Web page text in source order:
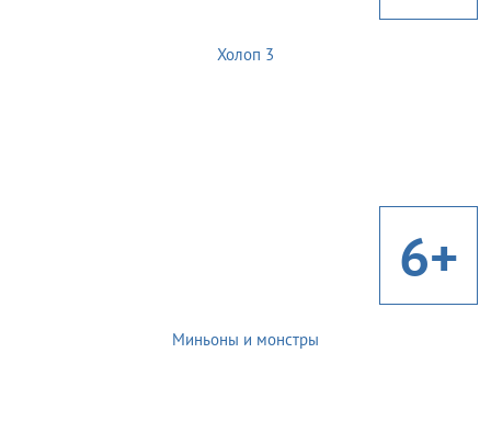
Холоп 3
6+
Миньоны и монстры